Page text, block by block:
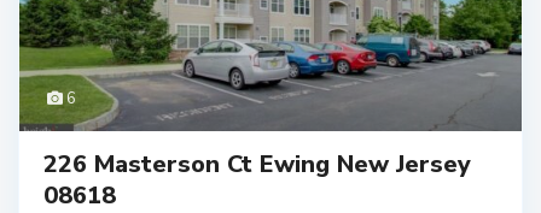
6
226 Masterson Ct Ewing New Jersey
08618